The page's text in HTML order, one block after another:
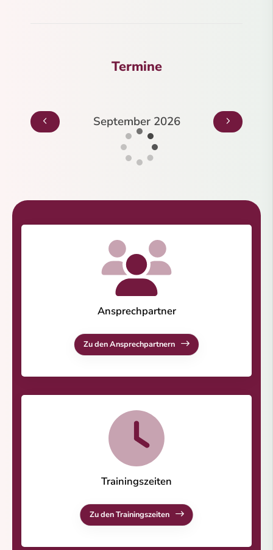
Termine
September 2026
Ansprechpartner
Zu den Ansprechpartnern
Trainingszeiten
Zu den Trainingszeiten